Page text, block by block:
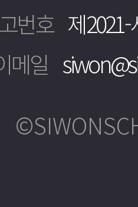
번호 제
메일